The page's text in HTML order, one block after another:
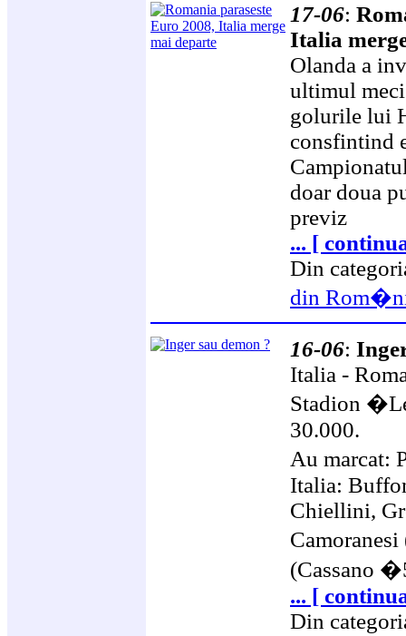
17-06:
Italia
Olanda a
ultimul
golurile lui
consfintind
doar doua
previz
... [
Din
din
16-06:
Italia -
Stadion
30.000.
Au marcat:
Italia:
Chiellini,
(Cassano
... [
Din